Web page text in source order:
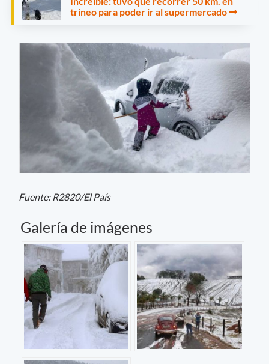
trineo para poder ir al supermercado
Fuente: R2820/El País
Galería de imágenes